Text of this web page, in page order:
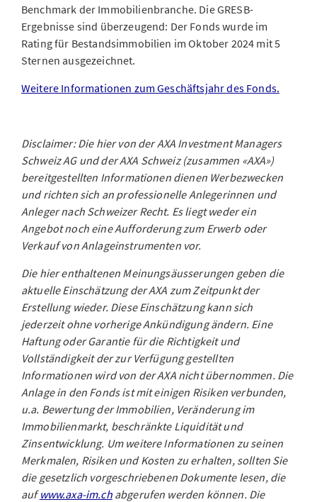
Benchmark der Immobilienbranche. Die GRESB-
Ergebnisse sind überzeugend: Der Fonds wurde im
Rating für Bestandsimmobilien im Oktober 2024 mit 5
Sternen ausgezeichnet.
Weitere Informationen zum Geschäftsjahr des Fonds.
Disclaimer: Die hier von der AXA Investment Managers
Schweiz AG und der AXA Schweiz (zusammen «AXA»)
bereitgestellten Informationen dienen Werbezwecken
und richten sich an professionelle Anlegerinnen und
Anleger nach Schweizer Recht. Es liegt weder ein
Angebot noch eine Aufforderung zum Erwerb oder
Verkauf von Anlageinstrumenten vor.
Die hier enthaltenen Meinungsäusserungen geben die
aktuelle Einschätzung der AXA zum Zeitpunkt der
Erstellung wieder. Diese Einschätzung kann sich
jederzeit ohne vorherige Ankündigung ändern. Eine
Haftung oder Garantie für die Richtigkeit und
Vollständigkeit der zur Verfügung gestellten
Informationen wird von der AXA nicht übernommen. Die
Anlage in den Fonds ist mit einigen Risiken verbunden,
u.a. Bewertung der Immobilien, Veränderung im
Immobilienmarkt, beschränkte Liquidität und
Zinsentwicklung. Um weitere Informationen zu seinen
Merkmalen, Risiken und Kosten zu erhalten, sollten Sie
die gesetzlich vorgeschriebenen Dokumente lesen, die
aufwww.axa-im.chabgerufen werden können. Die